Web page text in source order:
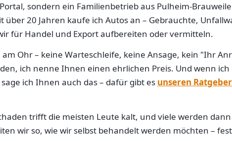
sondern ein Familienbetrieb aus Pulheim-
über 20 Jahren kaufe ich Autos an – Gebrauchte,
für Handel und Export aufbereiten oder vermitteln.
Ohr – keine Warteschleife, keine Ansage, kein "Ihr
ich nenne Ihnen einen ehrlichen Preis. Und wenn ich
ich Ihnen auch das – dafür gibt es unseren
trifft die meisten Leute kalt, und viele werden
wir so, wie wir selbst behandelt werden möchten –